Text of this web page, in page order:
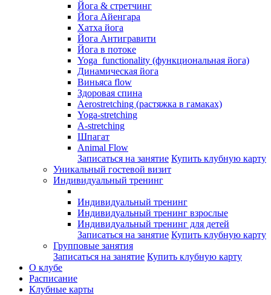
Йога & стретчинг
Йога Айенгара
Хатха йога
Йога Антигравити
Йога в потоке
Yoga functionality (функциональная йога)
Динамическая йога
Виньяса flow
Здоровая спина
Aerostretching (растяжка в гамаках)
Yoga-stretching
A-stretching
Шпагат
Animal Flow
Записаться на занятие Купить клубную карту
Уникальный гостевой визит
Индивидуальный тренинг
Индивидуальный тренинг
Индивидуальный тренинг взрослые
Индивидуальный тренинг для детей
Записаться на занятие Купить клубную карту
Групповые занятия
Записаться на занятие Купить клубную карту
О клубе
Расписание
Клубные карты